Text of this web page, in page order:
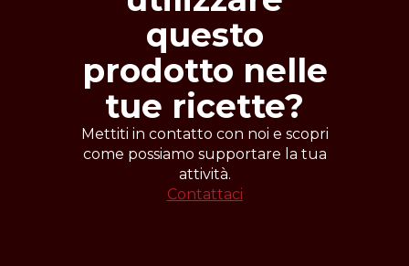
portare a fusione riscaldando
delicatamente alla temperatura di 35°C
circa e rimescolare con cura.
questo
prodotto nelle
tue ricette?
Mettiti in contatto con noi e scopri
come possiamo supportare la tua
attività.
Contattaci